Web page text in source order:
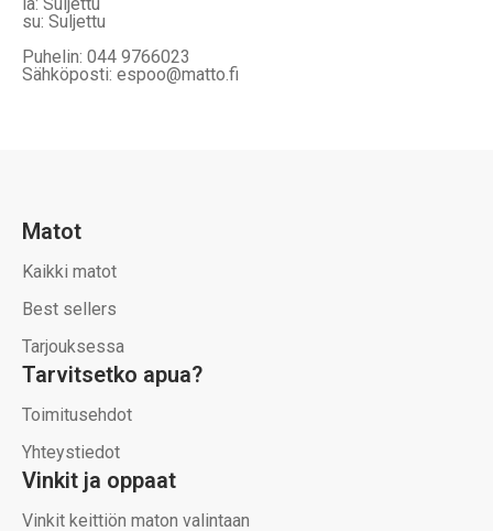
la: Suljettu
su: Suljettu
Puhelin: 044 9766023
Sähköposti: espoo@matto.fi
Matot
Kaikki matot
Best sellers
Tarjouksessa
Tarvitsetko apua?
Toimitusehdot
Yhteystiedot
Vinkit ja oppaat
Vinkit keittiön maton valintaan